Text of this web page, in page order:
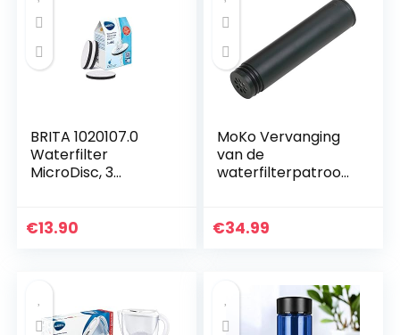
BRITA 1020107.0
Waterfilter
MicroDisc, 3
€13.90
MoKo Vervanging
van de
waterfilterpatroon,
Geavanceerde
€34.99